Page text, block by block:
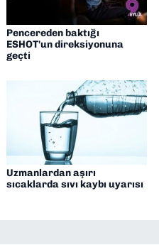
Pencereden baktığı
ESHOT'un direksiyonuna
geçti
Uzmanlardan aşırı
sıcaklarda sıvı kaybı uyarısı